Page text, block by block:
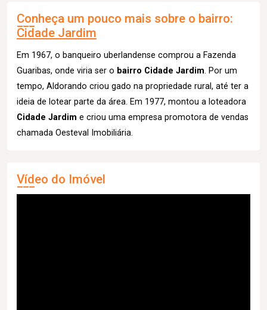
Conheça um pouco mais sobre o bairro:
Cidade Jardim
Em 1967, o banqueiro uberlandense comprou a Fazenda
Guaribas, onde viria ser o bairro Cidade Jardim. Por um
tempo, Aldorando criou gado na propriedade rural, até ter a
ideia de lotear parte da área. Em 1977, montou a loteadora
Cidade Jardim e criou uma empresa promotora de vendas
chamada Oesteval Imobiliária.
Vídeo do Imóvel